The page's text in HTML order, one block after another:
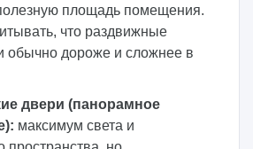
площадь помещения.
что раздвижные
обычно дороже и сложнее в
двери (панорамное
максимум света и